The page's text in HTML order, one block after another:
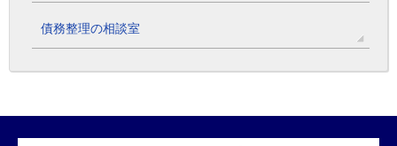
債務整理の相談室